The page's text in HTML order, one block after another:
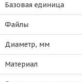
Базовая единица
Файлы
Диаметр, мм
Материал